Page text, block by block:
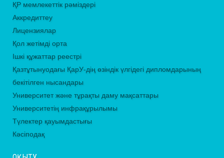
ҚР мемлекеттік рәміздері
Аккредиттеу
Лицензиялар
Қол жетімді орта
Ішкі құжаттар реестрі
Қазтұтынуодағы ҚарУ-дің өзіндік үлгідегі дипломдарының
бекітілген нысандары
Университет және тұрақты даму мақсаттары
Университетің инфрақұрылымы
Түлектер қауымдастығы
Кәсіподақ